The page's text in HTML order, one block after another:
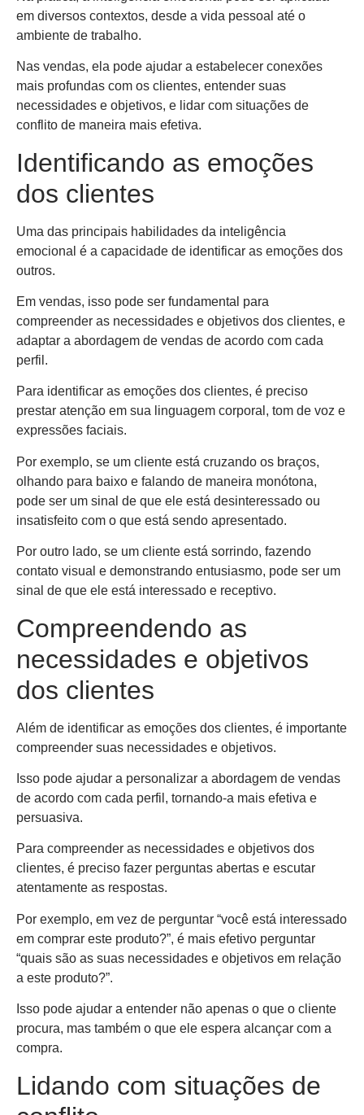
em diversos contextos, desde a vida pessoal até o
ambiente de trabalho.
Nas vendas, ela pode ajudar a estabelecer conexões
mais profundas com os clientes, entender suas
necessidades e objetivos, e lidar com situações de
conflito de maneira mais efetiva.
Identificando as emoções
dos clientes
Uma das principais habilidades da inteligência
emocional é a capacidade de identificar as emoções dos
outros.
Em vendas, isso pode ser fundamental para
compreender as necessidades e objetivos dos clientes, e
adaptar a abordagem de vendas de acordo com cada
perfil.
Para identificar as emoções dos clientes, é preciso
prestar atenção em sua linguagem corporal, tom de voz e
expressões faciais.
Por exemplo, se um cliente está cruzando os braços,
olhando para baixo e falando de maneira monótona,
pode ser um sinal de que ele está desinteressado ou
insatisfeito com o que está sendo apresentado.
Por outro lado, se um cliente está sorrindo, fazendo
contato visual e demonstrando entusiasmo, pode ser um
sinal de que ele está interessado e receptivo.
Compreendendo as
necessidades e objetivos
dos clientes
Além de identificar as emoções dos clientes, é importante
compreender suas necessidades e objetivos.
Isso pode ajudar a personalizar a abordagem de vendas
de acordo com cada perfil, tornando-a mais efetiva e
persuasiva.
Para compreender as necessidades e objetivos dos
clientes, é preciso fazer perguntas abertas e escutar
atentamente as respostas.
Por exemplo, em vez de perguntar “você está interessado
em comprar este produto?”, é mais efetivo perguntar
“quais são as suas necessidades e objetivos em relação
a este produto?”.
Isso pode ajudar a entender não apenas o que o cliente
procura, mas também o que ele espera alcançar com a
compra.
Lidando com situações de